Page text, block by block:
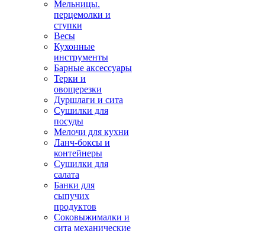
Мельницы.
перцемолки и
ступки
Весы
Кухонные
инструменты
Барные аксессуары
Терки и
овощерезки
Дуршлаги и сита
Сушилки для
посуды
Мелочи для кухни
Ланч-боксы и
контейнеры
Сушилки для
салата
Банки для
сыпучих
продуктов
Соковыжималки и
сита механические